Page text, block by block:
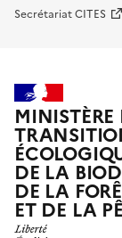
Secrétariat CITES
DE LA
DE LA
ET DE LA